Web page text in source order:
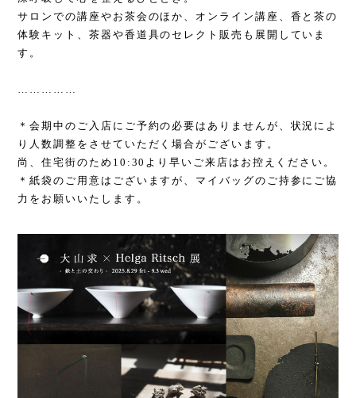
サロンでの講座やお茶会のほか、オンライン講座、香と茶の
体験キット、茶器や香道具のセレクト販売も展開していま
す。
……………
＊会期中のご入店にご予約の必要はありませんが、状況によ
り人数調整をさせていただく場合がございます。
尚、住宅街のため 10:30 より早いご来店はお控えください。
＊紙袋のご用意はございますが、マイバッグのご持参にご協
力をお願いいたします。